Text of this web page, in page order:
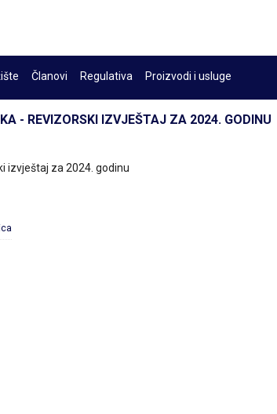
Članovi Regulativa Proizvodi i usluge
- REVIZORSKI IZVJEŠTAJ ZA 2024. GODINU
izvještaj za 2024. godinu